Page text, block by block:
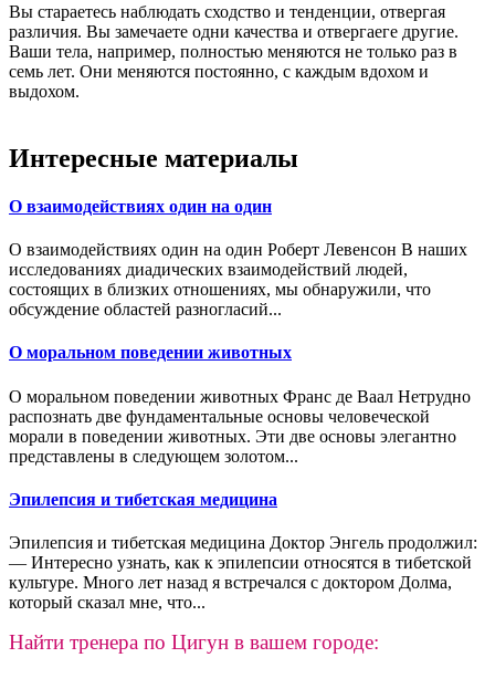
Вы стараетесь наблюдать сходство и тенденции, отвергая
различия. Вы замечаете одни качества и отвергаеге другие.
Ваши тела, например, полностью меняются не только раз в
семь лет. Они меняются постоянно, с каждым вдохом и
выдохом.
Интересные материалы
О взаимодействиях один на один
О взаимодействиях один на один Роберт Левенсон В наших
исследованиях диадических взаимодействий людей,
состоящих в близких отношениях, мы обнаружили, что
обсуждение областей разногласий...
О моральном поведении животных
О моральном поведении животных Франс де Ваал Нетрудно
распознать две фундаментальные основы челове­ческой
морали в поведении животных. Эти две основы элегант­но
представлены в следующем золотом...
Эпилепсия и тибетская медицина
Эпилепсия и тибетская медицина Доктор Энгель продолжил:
— Интересно узнать, как к эпилепсии относятся в тибетской
культуре. Много лет назад я встречался с доктором Долма,
который сказал мне, что...
Найти тренера по Цигун в вашем городе: